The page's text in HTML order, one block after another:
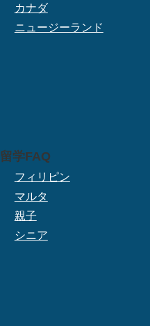
カナダ
ニュージーランド
留学FAQ
フィリピン
マルタ
親子
シニア